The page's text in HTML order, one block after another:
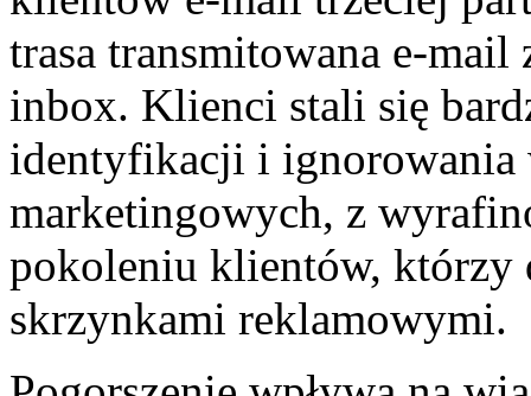
trasa transmitowana e-
inbox. Klienci stali się
identyfikacji i ignorowania
marketingowych, z
pokoleniu klientów, którzy
skrzynkami reklamowymi.